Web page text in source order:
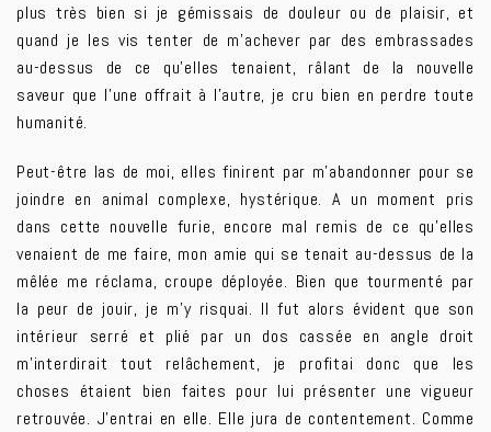
plus très bien si je gémissais de douleur ou de plaisir, et
quand je les vis tenter de m’achever par des embrassades
au-dessus de ce qu’elles tenaient, râlant de la nouvelle
saveur que l’une offrait à l’autre, je cru bien en perdre toute
humanité.
Peut-être las de moi, elles finirent par m’abandonner pour se
joindre en animal complexe, hystérique. A un moment pris
dans cette nouvelle furie, encore mal remis de ce qu’elles
venaient de me faire, mon amie qui se tenait au-dessus de la
mêlée me réclama, croupe déployée. Bien que tourmenté par
la peur de jouir, je m’y risquai. Il fut alors évident que son
intérieur serré et plié par un dos cassée en angle droit
m’interdirait tout relâchement, je profitai donc que les
choses étaient bien faites pour lui présenter une vigueur
retrouvée. J’entrai en elle. Elle jura de contentement. Comme